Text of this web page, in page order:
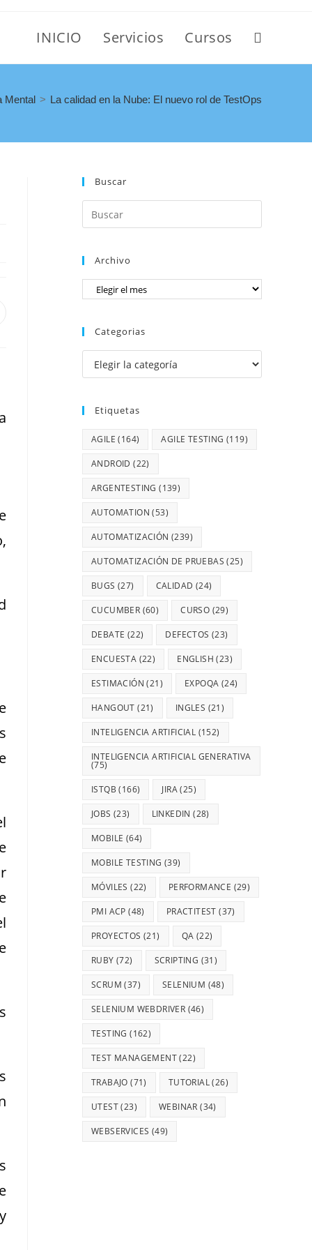
INICIO Servicios Cursos
Mental > La calidad en la Nube: El nuevo rol de TestOps
Buscar
Archivo
Categorias
Etiquetas
AGILE (164) AGILE TESTING (119)
ANDROID (22)
ARGENTESTING (139)
AUTOMATION (53)
AUTOMATIZACIÓN (239)
AUTOMATIZACIÓN DE PRUEBAS (25)
BUGS (27) CALIDAD (24)
CUCUMBER (60) CURSO (29)
DEBATE (22) DEFECTOS (23)
ENCUESTA (22) ENGLISH (23)
ESTIMACIÓN (21) EXPOQA (24)
HANGOUT (21) INGLES (21)
INTELIGENCIA ARTIFICIAL (152)
INTELIGENCIA ARTIFICIAL GENERATIVA
(75)
ISTQB (166) JIRA(25)
JOBS (23) LINKEDIN (28)
MOBILE (64)
MOBILE TESTING (39)
MÓVILES (22) PERFORMANCE (29)
PMI ACP (48) PRACTITEST (37)
PROYECTOS (21) QA (22)
RUBY (72) SCRIPTING (31)
SCRUM (37) SELENIUM (48)
SELENIUM WEBDRIVER (46)
TESTING (162)
TEST MANAGEMENT(22)
TRABAJO (71) TUTORIAL(26)
UTEST(23) WEBINAR (34)
WEBSERVICES (49)